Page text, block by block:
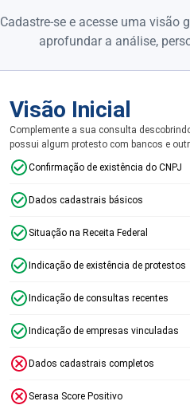
Cadastre-se e acesse uma
aprofundar a análise,
Visão Inicial
Complemente a sua consulta
possui algum protesto com bancos e
Confirmação de existência do CNPJ
Dados cadastrais básicos
Situação na Receita Federal
Indicação de existência de protestos
Indicação de consultas recentes
Indicação de empresas vinculadas
Dados cadastrais completos
Serasa Score Positivo